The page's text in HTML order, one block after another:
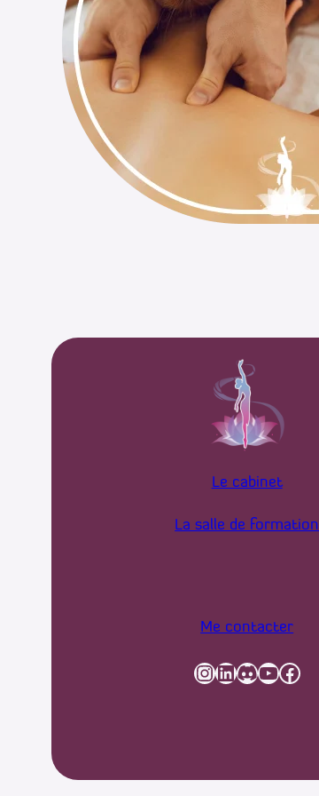
Le cabinet
La salle de formation
Me contacter
InstagramLinkedIn Discord YouTube Facebook